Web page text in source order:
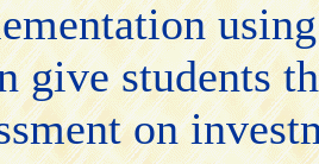
give students
on